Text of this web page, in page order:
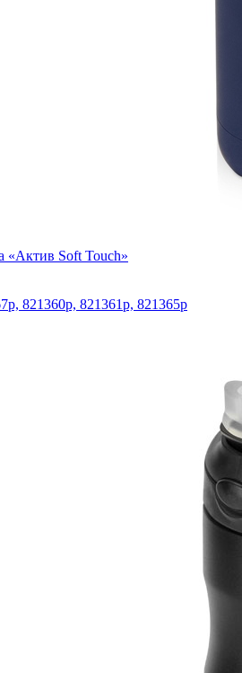
«Актив Soft Touch»
821360p, 821361p, 821365p